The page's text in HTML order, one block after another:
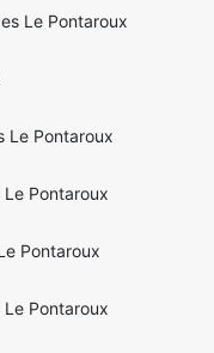
Le Pontaroux
Le Pontaroux
Pontaroux
Pontaroux
Pontaroux